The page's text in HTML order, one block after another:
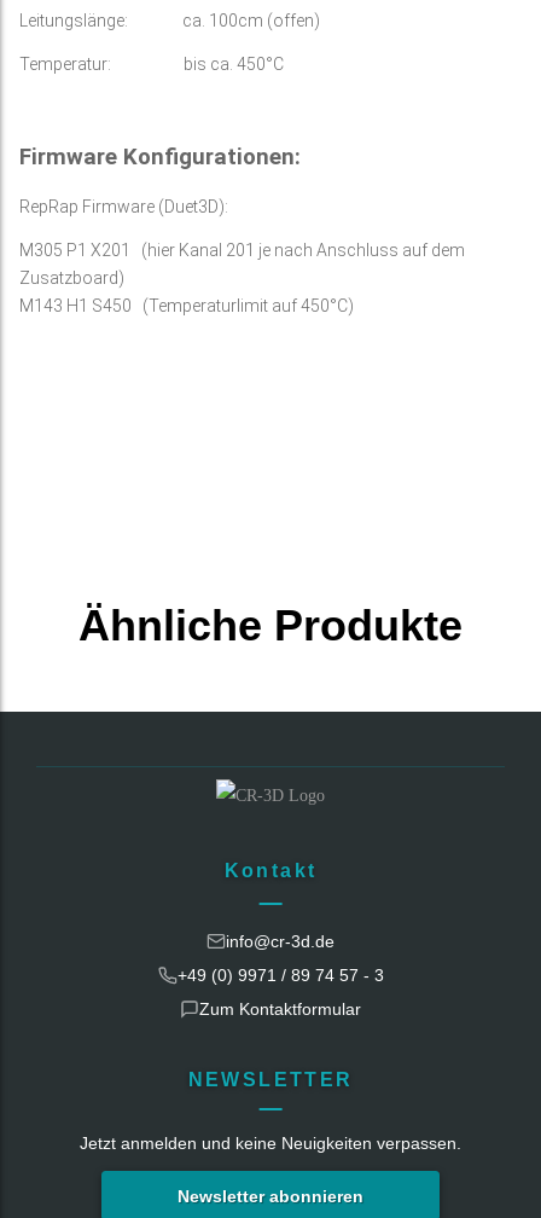
Leitungslänge: ca. 100cm (offen)
Temperatur: bis ca. 450°C
Firmware Konfigurationen:
RepRap Firmware (Duet3D):
M305 P1 X201 (hier Kanal 201 je nach Anschluss auf dem
Zusatzboard)
M143 H1 S450 (Temperaturlimit auf 450°C)
Ähnliche Produkte
Kontakt
info@cr-3d.de
+49 (0) 9971 / 89 74 57 - 3
Zum Kontaktformular
NEWSLETTER
Jetzt anmelden und keine Neuigkeiten verpassen.
Newsletter abonnieren